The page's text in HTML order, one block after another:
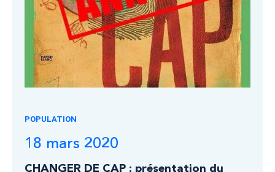
POPULATION
18 mars 2020
CHANGER DE CAP : présentation du